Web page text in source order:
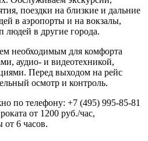
поездки на близкие и дальние
в аэропорты и на вокзалы,
людей в другие города.
необходимым для комфорта
аудио- и видеотехникой,
Перед выходом на рейс
осмотр и контроль.
по телефону: +7 (495) 995-85-81
от 1200 руб./час,
6 часов.